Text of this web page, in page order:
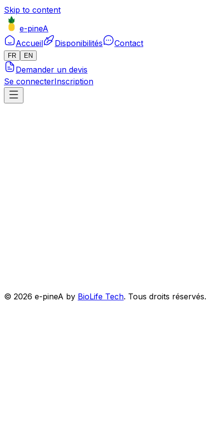
Skip to content
e-pineA
Accueil
Disponibilités Contact
FR EN
Demander un devis
Se connecterInscription
© 2026 e-pineA by BioLife Tech. Tous droits réservés.